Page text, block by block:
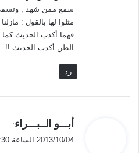
سمع ممن شهد , وتسمى
مثلوا لها بالقول :
فهما أكذب الحديث كما
الظن أكذب الحديث !!
رد
يأبـــو الــبـــراء:
2013/10/04 الساعة 9:30 ص